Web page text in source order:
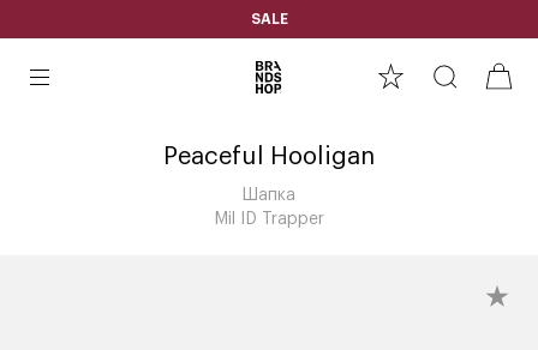
SALE
Peaceful Hooligan
Шапка
Mil ID Trapper